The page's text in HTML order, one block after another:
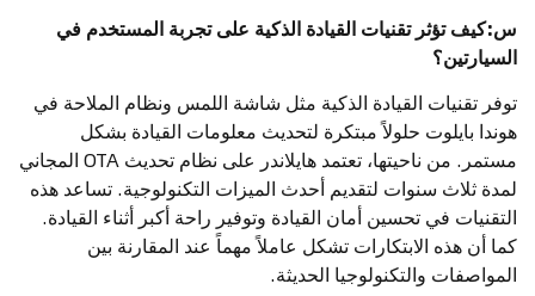
س:كيف تؤثر تقنيات القيادة الذكية على تجربة المستخدم في
السيارتين؟
توفر تقنيات القيادة الذكية مثل شاشة اللمس ونظام الملاحة في
هوندا بايلوت حلولاً مبتكرة لتحديث معلومات القيادة بشكل
مستمر. من ناحيتها، تعتمد هايلاندر على نظام تحديث OTA المجاني
لمدة ثلاث سنوات لتقديم أحدث الميزات التكنولوجية. تساعد هذه
التقنيات في تحسين أمان القيادة وتوفير راحة أكبر أثناء القيادة.
كما أن هذه الابتكارات تشكل عاملاً مهماً عند المقارنة بين
المواصفات والتكنولوجيا الحديثة.